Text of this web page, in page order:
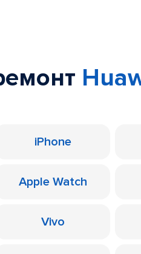
iPhone
Apple Watch
Vivo